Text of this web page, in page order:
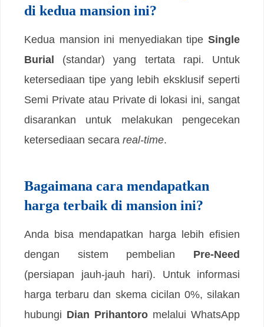
di kedua mansion ini?
Kedua mansion ini menyediakan tipe Single
Burial
(standar) yang tertata rapi. Untuk
ketersediaan tipe yang lebih eksklusif seperti
Semi Private atau Private di lokasi ini, sangat
disarankan untuk melakukan pengecekan
ketersediaan secara real-time.
Bagaimana cara mendapatkan
harga terbaik di mansion ini?
Anda bisa mendapatkan harga lebih efisien
dengan sistem pembelian Pre-Need
(persiapan jauh-jauh hari). Untuk informasi
harga terbaru dan skema cicilan 0%, silakan
hubungi Dian Prihantoro melalui WhatsApp